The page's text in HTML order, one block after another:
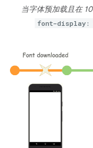
当字体预加载且在
font-display: